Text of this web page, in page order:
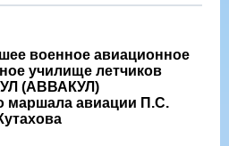
военное авиационное
училище летчиков
(АВВАКУЛ)
маршала авиации П.С.